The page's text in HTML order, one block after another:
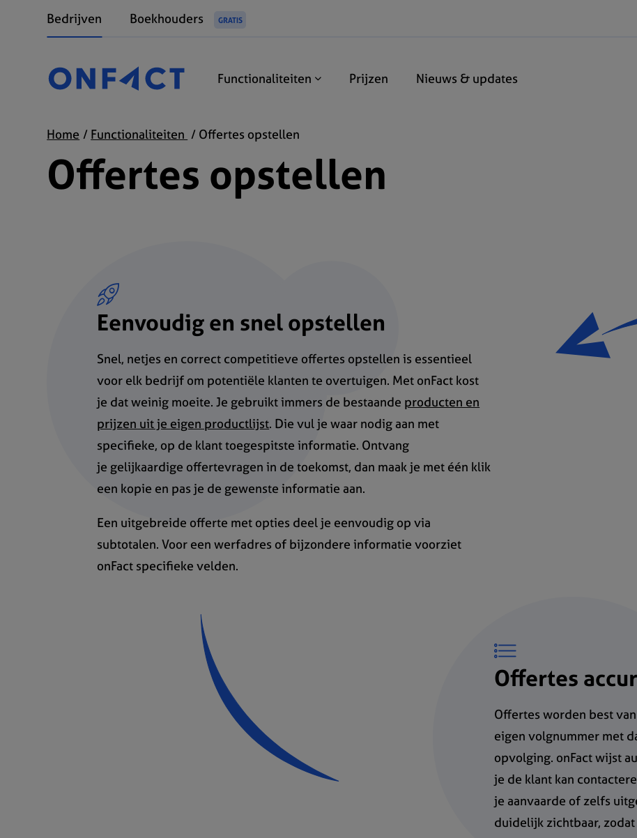
Bedrijven Boekhouders GRATIS
Functionaliteiten Prijzen Nieuws & updates
Home Functionaliteiten Offertes opstellen
Offertes opstellen
Eenvoudig en snel opstellen
Snel, netjes en correct competitieve offertes opstellen is essentieel
voor elk bedrijf om potentiële klanten te overtuigen. Met onFact kost
je dat weinig moeite. Je gebruikt immers de bestaande producten en
prijzen uit je eigen productlijst. Die vul je waar nodig aan met
specifieke, op de klant toegespitste informatie. Ontvang
je gelijkaardige offertevragen in de toekomst, dan maak je met één klik
een kopie en pas je de gewenste informatie aan.
Een uitgebreide offerte met opties deel je eenvoudig op via
subtotalen. Voor een werfadres of bijzondere informatie voorziet
onFact specifieke velden.
Offertes
Offertes worden best
eigen volgnummer met
opvolging. onFact wijst
je de klant kan
je aanvaarde of zelfs
duidelijk zichtbaar, zodat